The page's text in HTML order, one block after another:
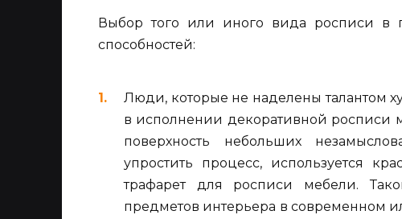
Выбор того или иного вида росписи в
способностей:
Люди, которые не наделены талантом
в исполнении декоративной росписи
поверхность небольших
упростить процесс, используется
трафарет для росписи мебели.
предметов интерьера в современном